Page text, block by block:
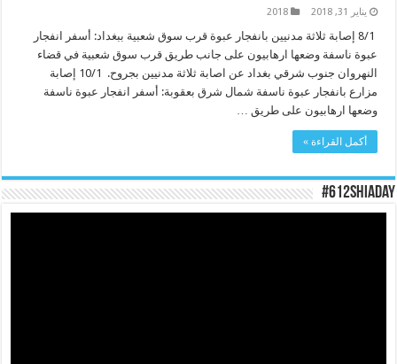
يناير 31, 2018 2018
8/1 إصابة ثلاثة مدنيين بانفجار عبوة قرب سوق شعبية ببغداد: أسفر انفجار
عبوة ناسفة وضعها ارهابيون على جانب طريق قرب سوق شعبية في قضاء
النهروان جنوب شرقي بغداد عن اصابة ثلاثة مدنيين بجروح. 10/1 إصابة
مزارع بانفجار عبوة ناسفة شمال شرق بعقوبة: أسفر انفجار عبوة ناسفة
وضعها ارهابيون على طريق …
أكمل القراءة »
#612ShiaDay